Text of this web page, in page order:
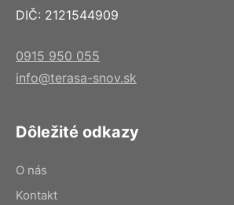
DIČ: 2121544909
0915 950 055
info@terasa-snov.sk
Dôležité odkazy
O nás
Kontakt